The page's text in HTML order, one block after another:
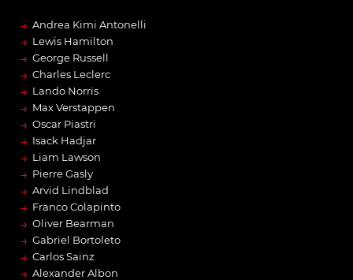
→ Andrea Kimi Antonelli
→ Lewis Hamilton
→ George Russell
→ Charles Leclerc
→ Lando Norris
→ Max Verstappen
→ Oscar Piastri
→ Isack Hadjar
→ Liam Lawson
→ Pierre Gasly
→ Arvid Lindblad
→ Franco Colapinto
→ Oliver Bearman
→ Gabriel Bortoleto
→ Carlos Sainz
→ Alexander Albon